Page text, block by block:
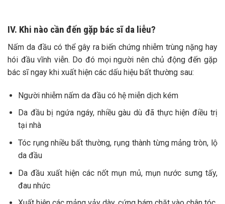
IV. Khi nào cần đến gặp bác sĩ da liễu?
Nấm da đầu có thể gây ra biến chứng nhiễm trùng nặng hay
hói đầu vĩnh viễn. Do đó mọi người nên chủ động đến gặp
bác sĩ ngay khi xuất hiện các dấu hiệu bất thường sau:
Người nhiễm nấm da đầu có hệ miễn dịch kém
Da đầu bị ngứa ngáy, nhiều gàu dù đã thực hiện điều trị
tại nhà
Tóc rụng nhiều bất thường, rụng thành từng mảng tròn, lộ
da đầu
Da đầu xuất hiện các nốt mụn mủ, mụn nước sưng tấy,
đau nhức